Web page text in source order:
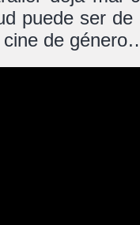
puede ser
cine de